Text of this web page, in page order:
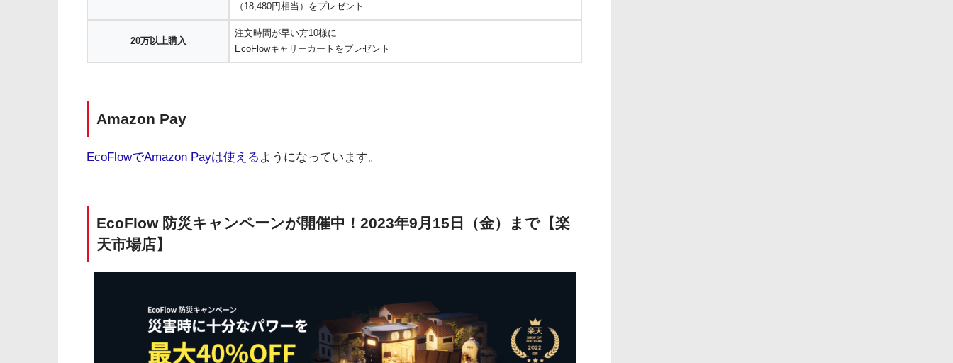
（18,480円相当）をプレゼント
20万以上購入
注文時間が早い方10様に
EcoFlowキャリーカートをプレゼント
Amazon Pay
EcoFlowでAmazon Payは使える ようになっています。
EcoFlow 防災キャンペーンが開催中！2023年9月15日（金）まで【楽
天市場店】